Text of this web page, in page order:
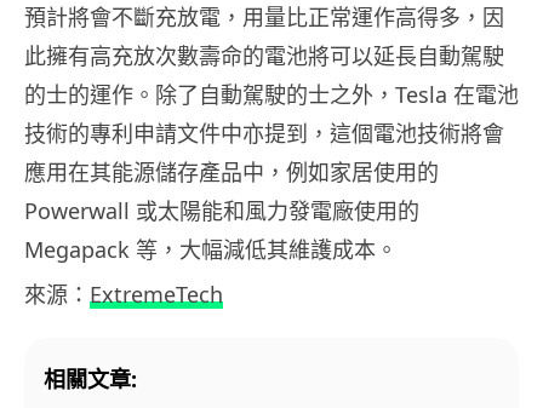
預計將會不斷充放電，用量比正常運作高得多，因
此擁有高充放次數壽命的電池將可以延長自動駕駛
的士的運作。除了自動駕駛的士之外，Tesla 在電池
技術的專利申請文件中亦提到，這個電池技術將會
應用在其能源儲存產品中，例如家居使用的
Powerwall 或太陽能和風力發電廠使用的
Megapack 等，大幅減低其維護成本。
來源： ExtremeTech
相關文章: